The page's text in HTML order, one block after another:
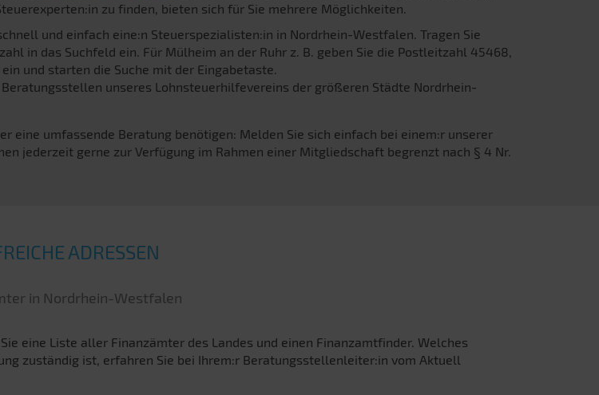
zu finden, bieten sich für Sie mehrere Möglichkeiten.
und einfach eine:n Steuerspezialisten:in in Nordrhein-Westfalen. Tragen Sie
in das Suchfeld ein. Für Mülheim an der Ruhr z. B. geben Sie die Postleitzahl 45468,
und starten die Suche mit der Eingabetaste.
unseres Lohnsteuerhilfevereins der größeren Städte Nordrhein-
eine umfassende Beratung benötigen: Melden Sie sich einfach bei einem:r unserer
jederzeit gerne zur Verfügung im Rahmen einer Mitgliedschaft begrenzt nach § 4 Nr.
ADRESSEN
in Nordrhein-Westfalen
eine Liste aller Finanzämter des Landes und einen Finanzamtfinder. Welches
zuständig ist, erfahren Sie bei Ihrem:r Beratungsstellenleiter:in vom Aktuell